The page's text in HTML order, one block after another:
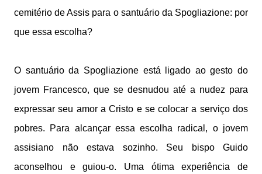
cemitério de Assis para o santuário da Spogliazione: por
que essa escolha?
O santuário da Spogliazione está ligado ao gesto do
jovem Francesco, que se desnudou até a nudez para
expressar seu amor a Cristo e se colocar a serviço dos
pobres. Para alcançar essa escolha radical, o jovem
assisiano não estava sozinho. Seu bispo Guido
aconselhou e guiou-o. Uma ótima experiência de